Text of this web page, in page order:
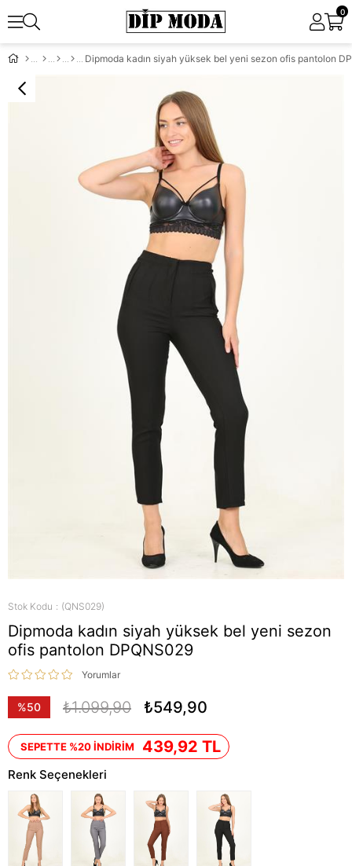
0
Dipmoda kadın siyah yüksek bel yeni sezon ofis pantolon
Stok Kodu (QNS029)
Dipmoda kadın siyah yüksek bel yeni sezon
ofis pantolon DPQNS029
Yorumlar
%50
₺1.099,90 ₺549,90
SEPETTE %20 İNDİRİM 439,92 TL
Renk Seçenekleri